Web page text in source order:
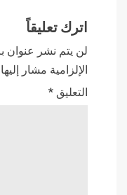
اترك تعليقاً
لن يتم نشر عنوان
الإلزامية مشار إليها
التعليق *